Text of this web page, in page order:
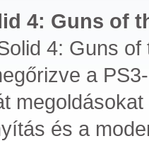
4: Guns of
4: Guns
a
és a